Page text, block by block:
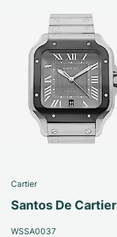
Cartier
Santos De Cartier
WSSA0037